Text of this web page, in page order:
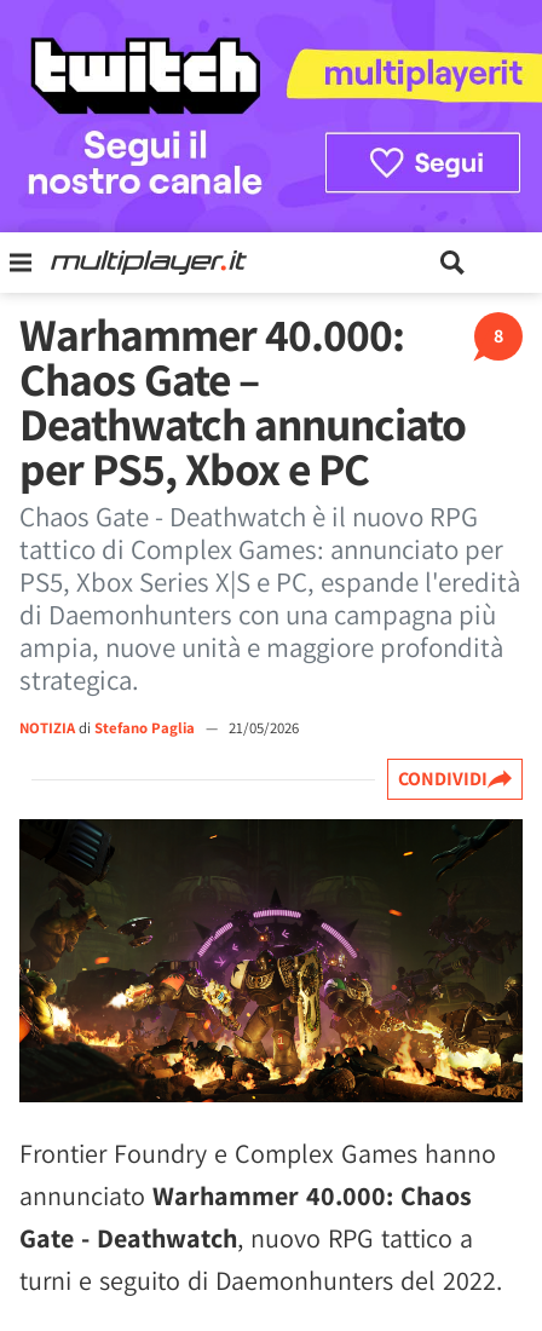
8
Warhammer 40.000:
Chaos Gate –
Deathwatch annunciato
per PS5, Xbox e PC
Chaos Gate - Deathwatch è il nuovo RPG
tattico di Complex Games: annunciato per
PS5, Xbox Series X|S e PC, espande l'eredità
di Daemonhunters con una campagna più
ampia, nuove unità e maggiore profondità
strategica.
NOTIZIAdi Stefano Paglia — 21/05/2026
CONDIVIDI
Frontier Foundry e Complex Games hanno
annunciato Warhammer 40.000: Chaos
Gate - Deathwatch, nuovo RPG tattico a
turni e seguito di Daemonhunters del 2022.